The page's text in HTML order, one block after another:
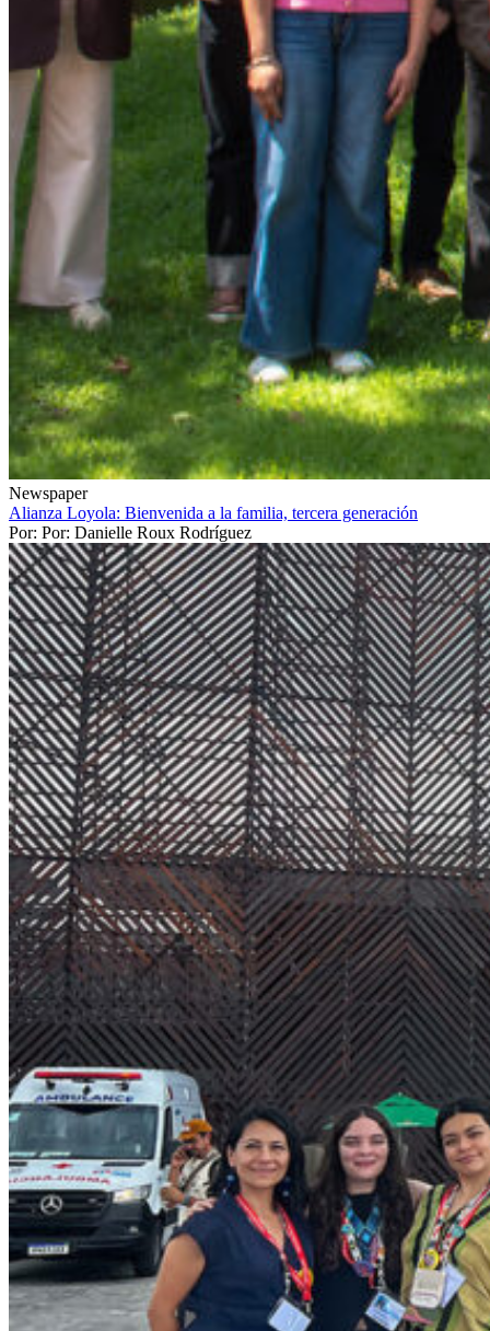
Newspaper
Alianza Loyola: Bienvenida a la familia, tercera generación
Por: Por: Danielle Roux Rodríguez